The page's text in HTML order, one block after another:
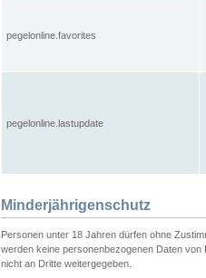
pegelonline.favorites
pegelonline.lastupdate
Minderjährigenschutz
Personen unter 18 Jahren dürfen ohne
werden keine personenbezogenen Daten
nicht an Dritte weitergegeben.